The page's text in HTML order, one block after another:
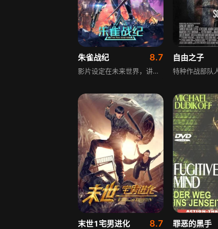
朱雀战纪 8.7
影片设定在未来世界，讲述Ron集团用科技奴役人类，学者伊娜研究出“火翼”技术以拯救人类。危难关头，伊娜将绝密技术交与女儿伊旎。20年后，伊旎与Ron集团交锋，完成自身蜕变，最终拯救了桥都人民。影片围绕未来世界的科技对抗与人性救赎展开，兼具科幻设定与动作场面，刻画了角色的成长与担当，传递出反抗压迫、守护家园的核心主题。
自由之子
末世1宅男进化 8.7 罪恶的黑手